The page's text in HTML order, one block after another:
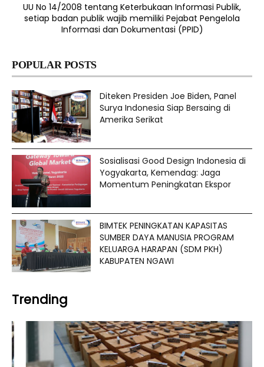
UU No 14/2008 tentang Keterbukaan Informasi Publik,
setiap badan publik wajib memiliki Pejabat Pengelola
Informasi dan Dokumentasi (PPID)
POPULAR POSTS
Diteken Presiden Joe Biden, Panel
Surya Indonesia Siap Bersaing di
Amerika Serikat
Sosialisasi Good Design Indonesia di
Yogyakarta, Kemendag: Jaga
Momentum Peningkatan Ekspor
BIMTEK PENINGKATAN KAPASITAS
SUMBER DAYA MANUSIA PROGRAM
KELUARGA HARAPAN (SDM PKH)
KABUPATEN NGAWI
Trending